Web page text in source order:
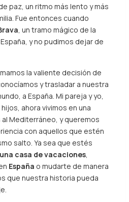
paz, un ritmo más lento y más
Fue entonces cuando
, un tramo mágico de la
y no pudimos dejar de
la valiente decisión de
y trasladar a nuestra
a España. Mi pareja y yo,
ahora vivimos en una
Mediterráneo, y queremos
con aquellos que estén
salto. Ya sea que estés
casa de vacaciones,
España o mudarte de manera
que nuestra historia pueda